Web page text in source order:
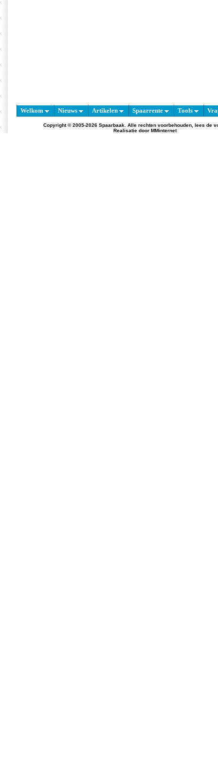
Welkom Nieuws Artikelen Spaarrente Tools
Copyright © 2005-2026 Spaarbaak. Alle rechten voorbehouden, lees de
Realisatie door MMinternet